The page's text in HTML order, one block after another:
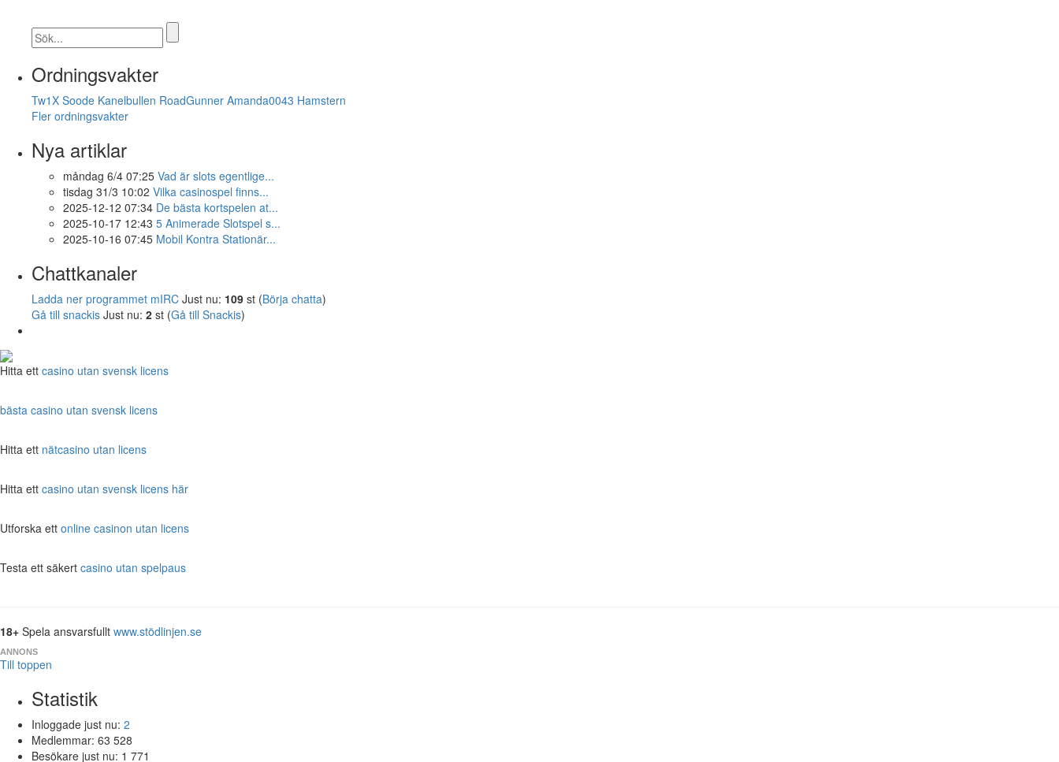
Ordningsvakter
Tw1X Soode Kanelbullen RoadGunner Amanda0043 Hamstern
Fler ordningsvakter
Nya artiklar
måndag 6/4 07:25 Vad är slots egentlige...
tisdag 31/3 10:02 Vilka casinospel finns...
2025-12-12 07:34 De bästa kortspelen at...
2025-10-17 12:43 5 Animerade Slotspel s...
2025-10-16 07:45 Mobil Kontra Stationär...
Chattkanaler
Ladda ner programmet mIRC Just nu: 109 st (Börja chatta)
Gå till snackis Just nu: 2 st (Gå till Snackis)
Hitta ett casino utan svensk licens
bästa casino utan svensk licens
Hitta ett nätcasino utan licens
Hitta ett casino utan svensk licens här
Utforska ett online casinon utan licens
Testa ett säkert casino utan spelpaus
18+ Spela ansvarsfullt www.stödlinjen.se
ANNONS
Till toppen
Statistik
Inloggade just nu: 2
Medlemmar: 63 528
Besökare just nu: 1 771